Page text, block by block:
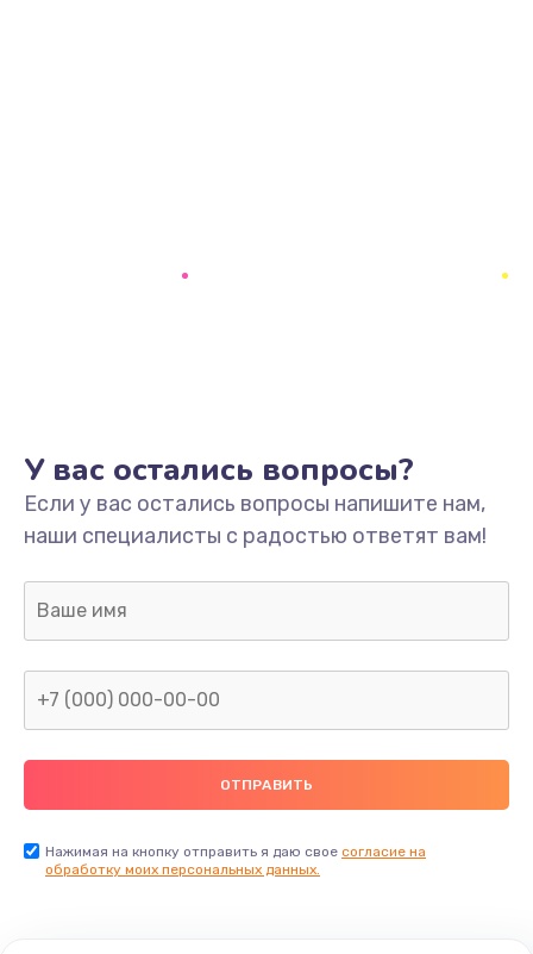
У вас остались вопросы?
Если у вас остались вопросы напишите нам,
наши специалисты с радостью ответят вам!
Нажимая на кнопку отправить я даю свое согласие на
обработку моих персональных данных.